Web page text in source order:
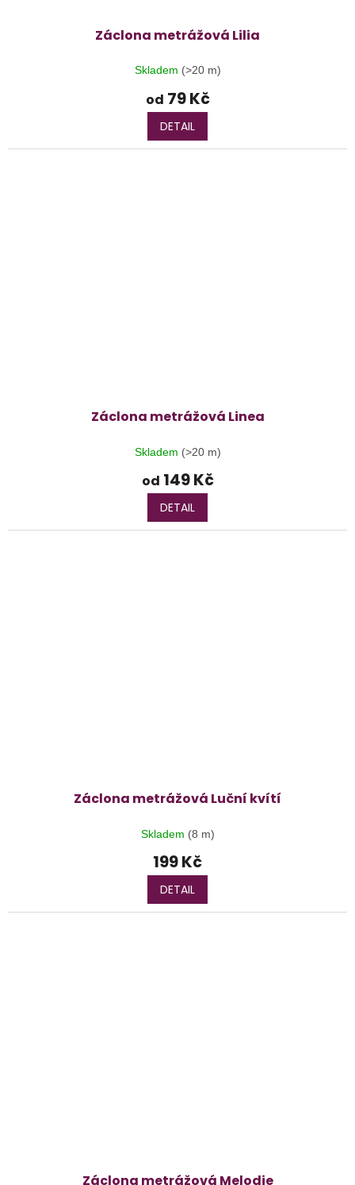
Záclona metrážová Lilia
Skladem (>20 m)
od 79 Kč
DETAIL
Záclona metrážová Linea
Skladem (>20 m)
od 149 Kč
DETAIL
Záclona metrážová Luční kvítí
Skladem (8 m)
199 Kč
DETAIL
Záclona metrážová Melodie